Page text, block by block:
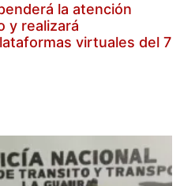
la atención
y realizará
virtuales del 7